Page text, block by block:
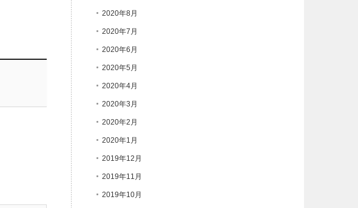
2020年8月
2020年7月
2020年6月
2020年5月
2020年4月
2020年3月
2020年2月
2020年1月
2019年12月
2019年11月
2019年10月